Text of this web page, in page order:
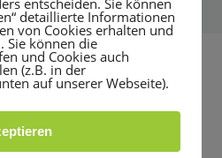
Training
entscheiden. Sie können
detaillierte Informationen
von Cookies erhalten und
Sie können die
und Cookies auch
(z.B. in der
auf unserer Webseite).